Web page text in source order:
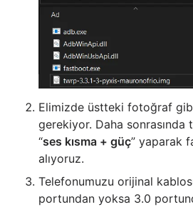
Elimizde üstteki fotoğraf
gerekiyor. Daha sonrasında
“ses kısma + güç” yaparak
alıyoruz.
Telefonumuzu orijinal
portundan yoksa 3.0